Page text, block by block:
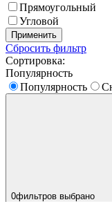
Прямоугольный
Угловой
Применить
Сбросить фильтр
Сортировка:
Популярность
Популярность
0фильтров выбрано